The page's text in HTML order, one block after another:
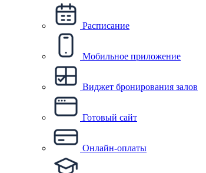
Расписание
Мобильное приложение
Виджет бронирования залов
Готовый сайт
Онлайн-оплаты